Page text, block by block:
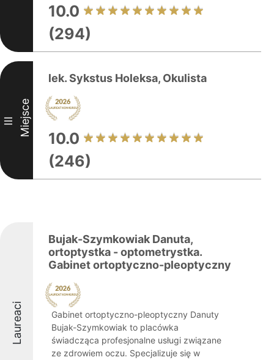
10.0
(294)
III Miejsce
lek. Sykstus Holeksa, Okulista
10.0
(246)
Laureaci
Bujak-Szymkowiak Danuta,
ortoptystka - optometrystka.
Gabinet ortoptyczno-pleoptyczny
Gabinet ortoptyczno-pleoptyczny Danuty
Bujak-Szymkowiak to placówka
świadcząca profesjonalne usługi związane
ze zdrowiem oczu. Specjalizuje się w